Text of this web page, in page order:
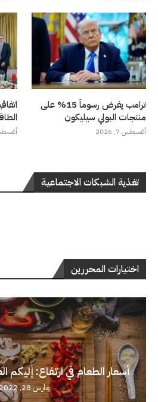
ترامب يفرض رسوماً 15% على
منتجات البولي سيليكون
أغسطس 7, 2026 أغسطس 7,
تغذية الشبكات الاجتماعية
اختيارات المحررين
أسعار الطعام في ارتفاع: إليكم
مارس 28, 2022